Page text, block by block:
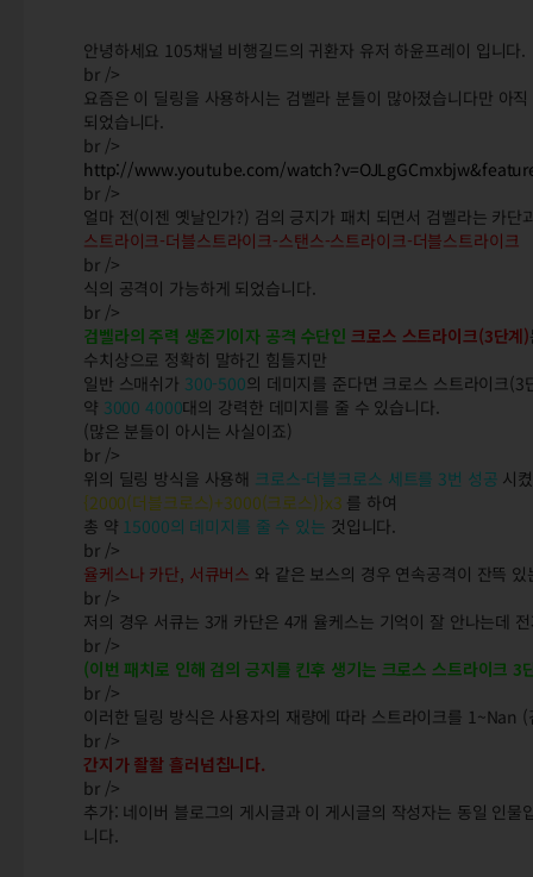
안녕하세요 105채널 비행길드의 귀환자 유저 하윤프레이 입니다.
br />
요즘은 이 딜링을 사용하시는 검벨라 분들이 많아졌습니다만 아
되었습니다.
br />
http://www.youtube.com/
br />
얼마 전(이젠 옛날인가?) 검의 긍지가 패치 되면서 검벨라는 카단
스트라이크-더블스트라이크-스탠스-스트라이크-더블스트라이크
br />
식의 공격이 가능하게 되었습니다.
br />
검벨라의 주력 생존기이자 공격 수단인 크로스 스트라이크(3단계)
수치상으로 정확히 말하긴 힘들지만
일반 스매쉬가 300-500의 데미지를 준다면 크로스 스트라이크(3
약 3000 4000대의 강력한 데미지를 줄 수 있습니다.
(많은 분들이 아시는 사실이죠)
br />
위의 딜링 방식을 사용해 크로스-더블크로스 세트를 3번 성공 시
{2000(더블크로스)+3000(크로스)}x3 를 하여
총 약 15000의 데미지를 줄 수 있는 것입니다.
br />
율케스나 카단, 서큐버스 와 같은 보스의 경우 연속공격이 잔뜩
br />
저의 경우 서큐는 3개 카단은 4개 율케스는 기억이 잘 안나는데
br />
(이번 패치로 인해 검의 긍지를 킨후 생기는 크로스 스트라이크
br />
이러한 딜링 방식은 사용자의 재량에 따라 스트라이크를 1~Nan
br />
간지가 좔좔 흘러넘칩니다.
br />
추가: 네이버 블로그의 게시글과 이 게시글의 작성자는 동일 인
니다.